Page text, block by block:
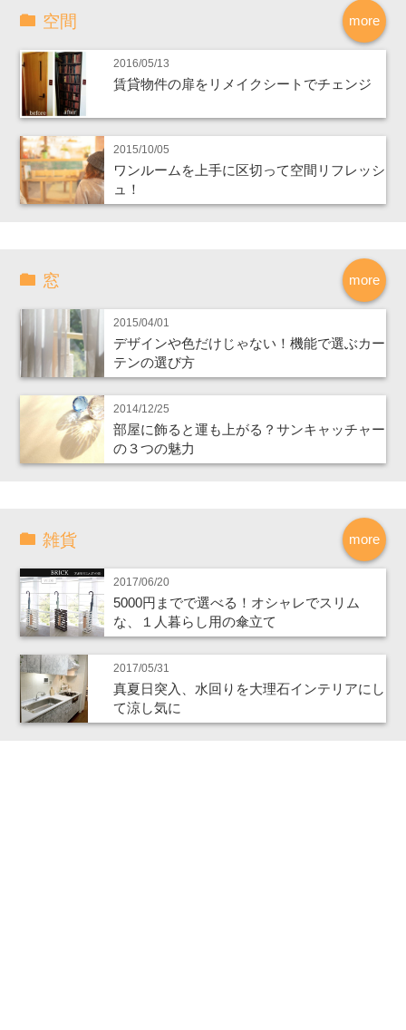
more
空間
2016/05/13
賃貸物件の扉をリメイクシートでチェンジ
2015/10/05
ワンルームを上手に区切って空間リフレッシ
ュ！
more
窓
2015/04/01
デザインや色だけじゃない！機能で選ぶカー
テンの選び方
2014/12/25
部屋に飾ると運も上がる？サンキャッチャー
の３つの魅力
more
雑貨
2017/06/20
5000円までで選べる！オシャレでスリム
な、１人暮らし用の傘立て
2017/05/31
真夏日突入、水回りを大理石インテリアにし
て涼し気に